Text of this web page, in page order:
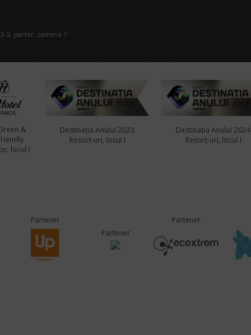
3-5, parter, camera 7
&
locul I
Destinația Anului 2023
Resort-uri, locul I
Destinația Anului 2024
Resort-uri, locul I
Partener
Partener
Partener